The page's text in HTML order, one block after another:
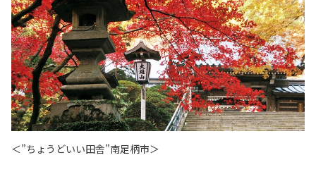
＜”ちょうどいい田舎”南足柄市＞